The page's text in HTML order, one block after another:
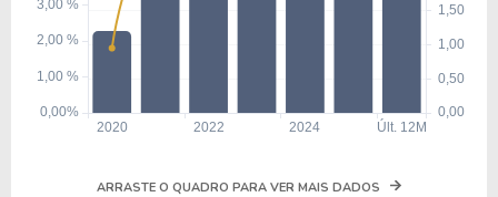
ARRASTE O QUADRO PARA VER MAIS DADOS